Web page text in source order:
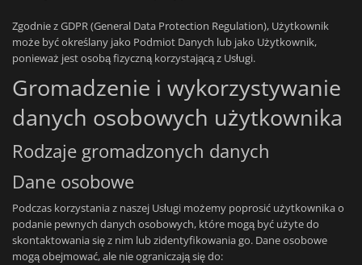
Zgodnie z GDPR (General Data Protection Regulation), Użytkownik
może być określany jako Podmiot Danych lub jako Użytkownik,
ponieważ jest osobą fizyczną korzystającą z Usługi.
Gromadzenie i wykorzystywanie
danych osobowych użytkownika
Rodzaje gromadzonych danych
Dane osobowe
Podczas korzystania z naszej Usługi możemy poprosić użytkownika o
podanie pewnych danych osobowych, które mogą być użyte do
skontaktowania się z nim lub zidentyfikowania go. Dane osobowe
mogą obejmować, ale nie ograniczają się do: